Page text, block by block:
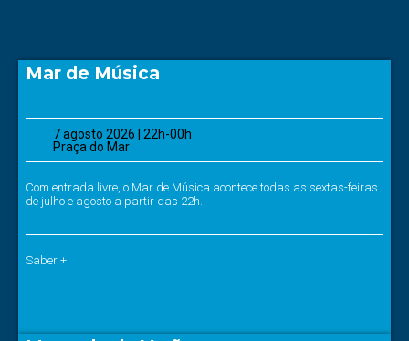
Mar de Música
7 agosto 2026 | 22h-00h
Praça do Mar
Com entrada livre, o Mar de Música acontece todas as sextas-feiras
de julho e agosto a partir das 22h.
Saber +